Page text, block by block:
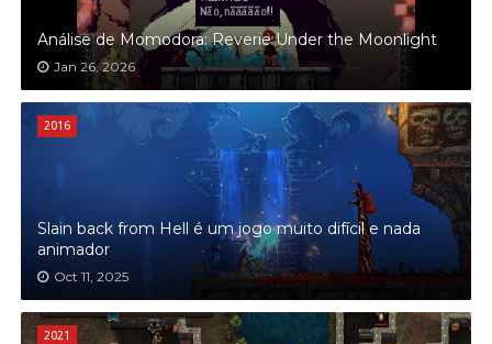
Análise de Momodora: Reverie Under the Moonlight
Jan 26, 2026
2016
Slain back from Hell é um jogo muito difícil e nada
animador
Oct 11, 2025
2021